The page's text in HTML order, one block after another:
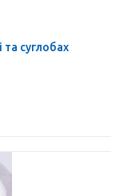
суглобах